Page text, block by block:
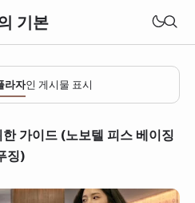
기본
라자인 게시물 표시
가이드 (노보텔 피스 베이징
징)